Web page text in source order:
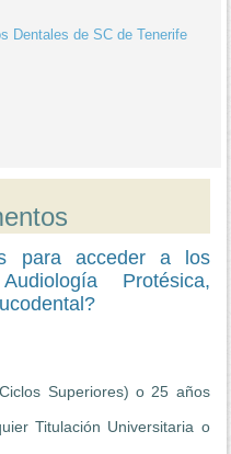
Dentales de SC de Tenerife
para acceder a los
Protésica,
Superiores) o 25 años
Titulación Universitaria o